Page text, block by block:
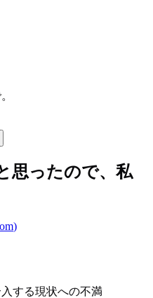
思ったので、私
)
する現状への不満